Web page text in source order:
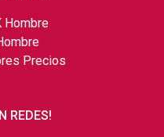
Hombre
Precios
REDES!